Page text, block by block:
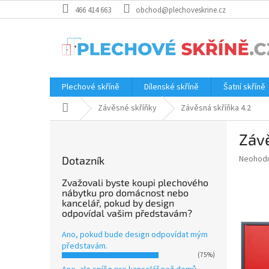
na
466 414 663 obchod@plechoveskrine.cz
Plechové skříně Dílenské skříně Šatní skříně
Domů Závěsné skříňky Závěsná skříňka 4.2
Dotazník
Zvažovali byste koupi plechového
nábytku pro domácnost nebo
kancelář, pokud by design
odpovídal vašim představám?
Ano, pokud bude design odpovídat mým
představám.
(75%)